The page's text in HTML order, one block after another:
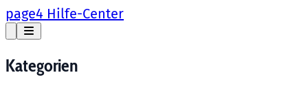
page4 Hilfe-Center
Kategorien